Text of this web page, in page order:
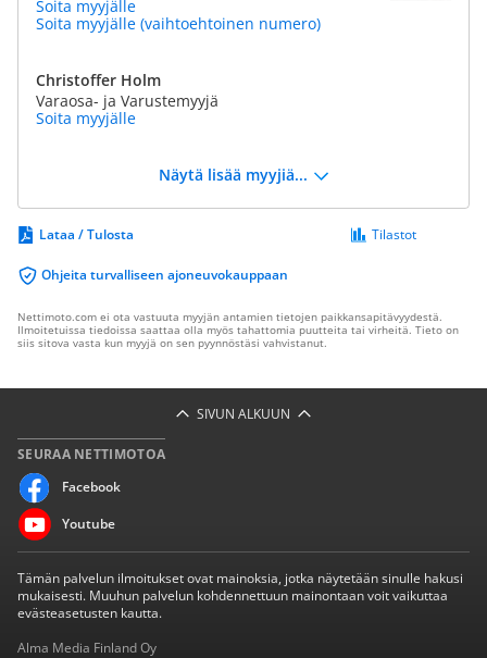
Soita myyjälle
Soita myyjälle (vaihtoehtoinen numero)
Christoffer Holm
Varaosa- ja Varustemyyjä
Soita myyjälle
Näytä lisää myyjiä...
Lataa / Tulosta
Ohjeita turvalliseen ajoneuvokauppaan
Tilastot
Nettimoto.com ei ota vastuuta myyjän antamien tietojen paikkansapitävyydestä.
Ilmoitetuissa tiedoissa saattaa olla myös tahattomia puutteita tai virheitä. Tieto on
siis sitova vasta kun myyjä on sen pyynnöstäsi vahvistanut.
SIVUN ALKUUN
SEURAA NETTIMOTOA
Facebook
Youtube
Tämän palvelun ilmoitukset ovat mainoksia, jotka näytetään sinulle hakusi
mukaisesti. Muuhun palvelun kohdennettuun mainontaan voit vaikuttaa
evästeasetusten kautta.
Alma Media Finland Oy